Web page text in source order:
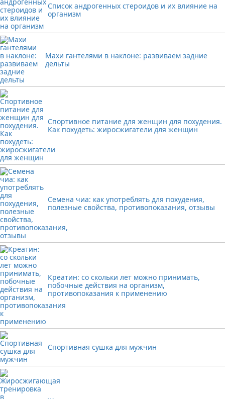
Список андрогенных стероидов и их влияние на
организм
Махи гантелями в наклоне: развиваем задние
дельты
Спортивное питание для женщин для похудения.
Как похудеть: жиросжигатели для женщин
Семена чиа: как употреблять для похудения,
полезные свойства, противопоказания, отзывы
Креатин: со скольки лет можно принимать,
побочные действия на организм,
противопоказания к применению
Спортивная сушка для мужчин